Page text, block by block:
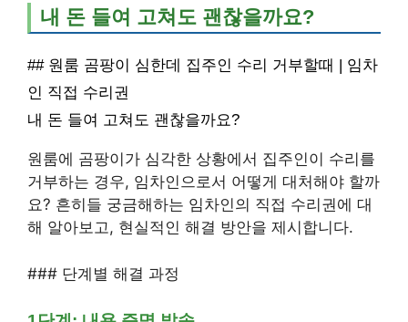
내 돈 들여 고쳐도 괜찮을까요?
## 원룸 곰팡이 심한데 집주인 수리 거부할때 | 임차
인 직접 수리권
내 돈 들여 고쳐도 괜찮을까요?
원룸에 곰팡이가 심각한 상황에서 집주인이 수리를
거부하는 경우, 임차인으로서 어떻게 대처해야 할까
요? 흔히들 궁금해하는 임차인의 직접 수리권에 대
해 알아보고, 현실적인 해결 방안을 제시합니다.
### 단계별 해결 과정